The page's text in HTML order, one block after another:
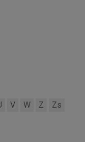
V W Z Zs